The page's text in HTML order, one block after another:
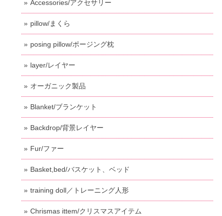
Accessories/アクセサリー
pillow/まくら
posing pillow/ポージング枕
layer/レイヤー
オーガニック製品
Blanket/ブランケット
Backdrop/背景レイヤー
Fur/ファー
Basket,bed/バスケット、ベッド
training doll／トレーニング人形
Chrismas ittem/クリスマスアイテム